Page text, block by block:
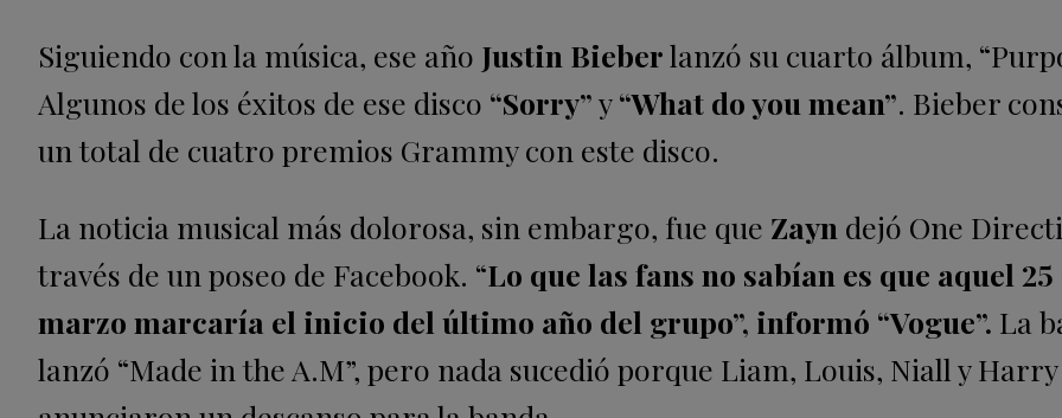
Siguiendo con la música, ese año Justin Bieberlanzó su cuarto álbum,
Algunos de los éxitos de ese disco “Sorry”y“What do you mean”. Bieber
un total de cuatro premios Grammy con este disco.
La noticia musical más dolorosa, sin embargo, fue que Zayn dejó One
través de un poseo de Facebook. “Lo que las fans no sabían es que aquel 25
marzo marcaría el inicio del último año del grupo”, informó “Vogue”. La
lanzó “Made in the A.M”, pero nada sucedió porque Liam, Louis, Niall y Harry